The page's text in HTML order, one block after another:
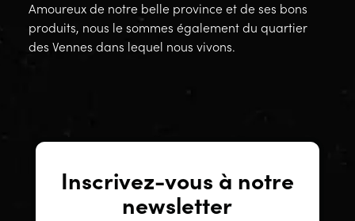
Amoureux de notre belle province et de ses bons
produits, nous le sommes également du quartier
des Vennes dans lequel nous vivons.
Inscrivez-vous à notre
newsletter